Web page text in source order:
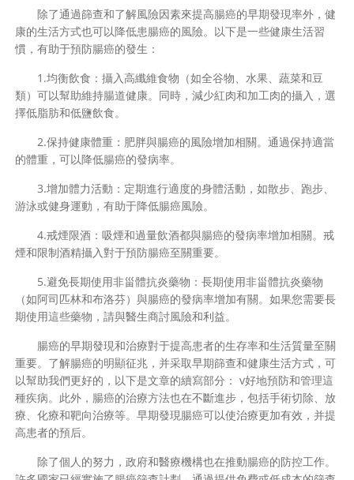
除了通過篩查和了解風險因素來提高腸癌的早期發現率外，健
康的生活方式也可以降低患腸癌的風險。以下是一些健康生活習
慣，有助于預防腸癌的發生：
1.均衡飲食：攝入高纖維食物（如全谷物、水果、蔬菜和豆
類）可以幫助維持腸道健康。同時，減少紅肉和加工肉的攝入，選
擇低脂肪和低鹽飲食。
2.保持健康體重：肥胖與腸癌的風險增加相關。通過保持適當
的體重，可以降低腸癌的發病率。
3.增加體力活動：定期進行適度的身體活動，如散步、跑步、
游泳或健身運動，有助于降低腸癌風險。
4.戒煙限酒：吸煙和過量飲酒都與腸癌的發病率增加相關。戒
煙和限制酒精攝入對于預防腸癌至關重要。
5.避免長期使用非甾體抗炎藥物：長期使用非甾體抗炎藥物
（如阿司匹林和布洛芬）與腸癌的發病率增加有關。如果您需要長
期使用這些藥物，請與醫生商討風險和利益。
腸癌的早期發現和治療對于提高患者的生存率和生活質量至關
重要。了解腸癌的明顯征兆，并采取早期篩查和健康生活方式，可
以幫助我們更好的，以下是文章的續寫部分： v好地預防和管理這
種疾病。此外，腸癌的治療方法也在不斷進步，包括手術切除、放
療、化療和靶向治療等。早期發現腸癌可以使治療更加有效，并提
高患者的預后。
除了個人的努力，政府和醫療機構也在推動腸癌的防控工作。